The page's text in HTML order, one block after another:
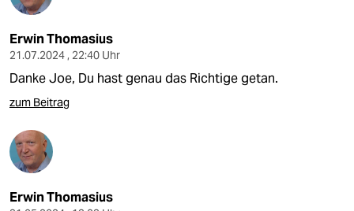
Erwin Thomasius
21.07.2024 , 22:40 Uhr
Danke Joe, Du hast genau das Richtige getan.
zum Beitrag
Erwin Thomasius